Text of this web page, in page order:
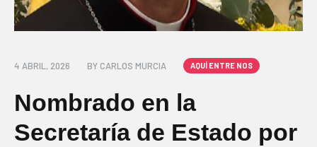
4 ABRIL, 2026 BY CARLOS MURCIA AQUÍ ENTRE NOS
Nombrado en la
Secretaría de Estado por